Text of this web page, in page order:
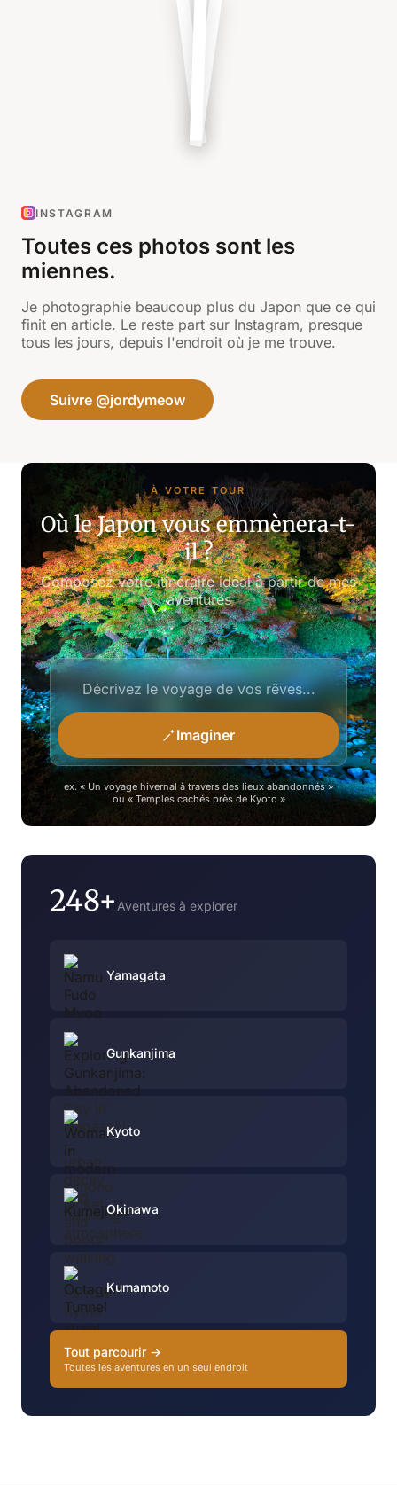
INSTAGRAM
Toutes ces photos sont les
miennes.
Je photographie beaucoup plus du Japon que ce qui
finit en article. Le reste part sur Instagram, presque
tous les jours, depuis l'endroit où je me trouve.
Suivre @jordymeow
À VOTRE TOUR
Où le Japon vous emmènera-t-
il ?
Composez votre itinéraire idéal à partir de mes
aventures
Imaginer
ex. « Un voyage hivernal à travers des lieux abandonnés »
ou « Temples cachés près de Kyoto »
248+ Aventures à explorer
Yamagata
Gunkanjima
Kyoto
Okinawa
Kumamoto
Tout parcourir →
Toutes les aventures en un seul endroit